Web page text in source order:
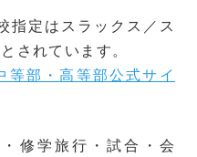
指定はスラックス／ス
されています。
等部・高等部公式サイ
修学旅行・試合・会